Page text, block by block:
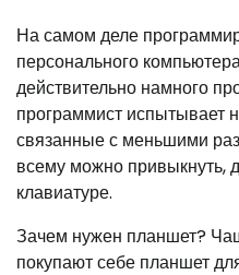
На самом деле
персонального
действительно намного
программист испытывает
связанные с меньшими
всему можно привыкнуть,
клавиатуре.
Зачем нужен планшет?
покупают себе планшет